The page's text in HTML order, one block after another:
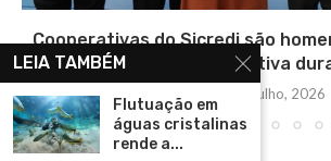
Cooperativas do Sicredi são
Assembleia Legislativa
quinta-feira, 2 julho, 2026
LEIA TAMBÉM
Flutuação em
águas cristalinas
rende a...